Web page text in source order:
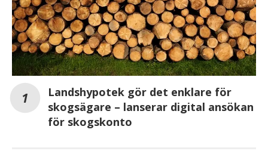
Landshypotek gör det enklare för
skogsägare – lanserar digital ansökan
för skogskonto